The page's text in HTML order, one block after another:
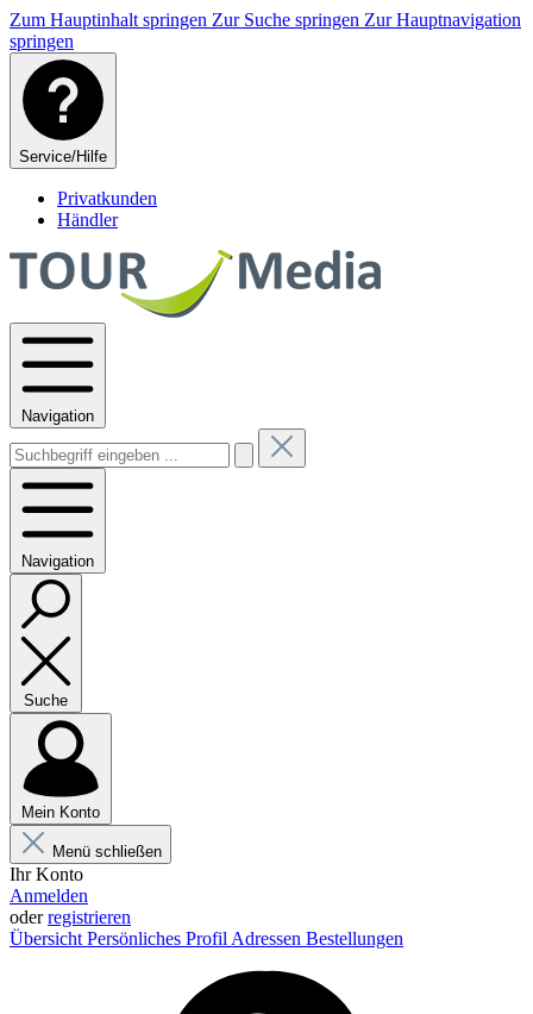
Zum Hauptinhalt springen Zur Suche springen Zur Hauptnavigation
springen
Service/Hilfe
Privatkunden
Händler
Navigation
Navigation
Suche
Mein Konto
Menü schließen
Ihr Konto
Anmelden
oderregistrieren
Übersicht Persönliches Profil Adressen Bestellungen